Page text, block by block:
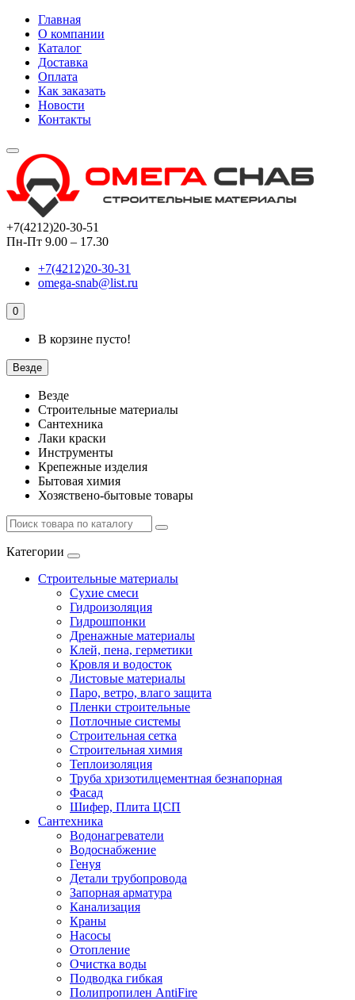
Главная
О компании
Каталог
Доставка
Оплата
Как заказать
Новости
Контакты
+7(4212)20-30-51
Пн-Пт 9.00 – 17.30
+7(4212)20-30-31
omega-snab@list.ru
0
В корзине пусто!
Везде
Везде
Строительные материалы
Сантехника
Лаки краски
Инструменты
Крепежные изделия
Бытовая химия
Хозяствено-бытовые товары
Категории
Строительные материалы
Сухие смеси
Гидроизоляция
Гидрошпонки
Дренажные материалы
Клей, пена, герметики
Кровля и водосток
Листовые материалы
Паро, ветро, влаго защита
Пленки строительные
Потлочные системы
Строительная сетка
Строительная химия
Теплоизоляция
Труба хризотилцементная безнапорная
Фасад
Шифер, Плита ЦСП
Сантехника
Водонагреватели
Водоснабжение
Генуя
Детали трубопровода
Запорная арматура
Канализация
Краны
Насосы
Отопление
Очистка воды
Подводка гибкая
Полипропилен AntiFire